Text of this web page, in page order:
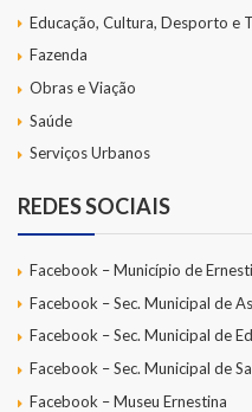
Educação, Cultura, Desporto e
Fazenda
Obras e Viação
Saúde
Serviços Urbanos
REDES SOCIAIS
Facebook – Município de
Facebook – Sec. Municipal de
Facebook – Sec. Municipal de
Facebook – Sec. Municipal de
Facebook – Museu Ernestina